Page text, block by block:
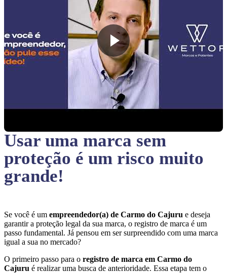
Usar uma marca sem
proteção é um risco muito
grande!
Se você é um empreendedor(a) de Carmo do Cajuru e deseja
garantir a proteção legal da sua marca, o registro de marca é um
passo fundamental. Já pensou em ser surpreendido com uma marca
igual a sua no mercado?
O primeiro passo para o registro de marca em Carmo do
Cajuru é realizar uma busca de anterioridade. Essa etapa tem o